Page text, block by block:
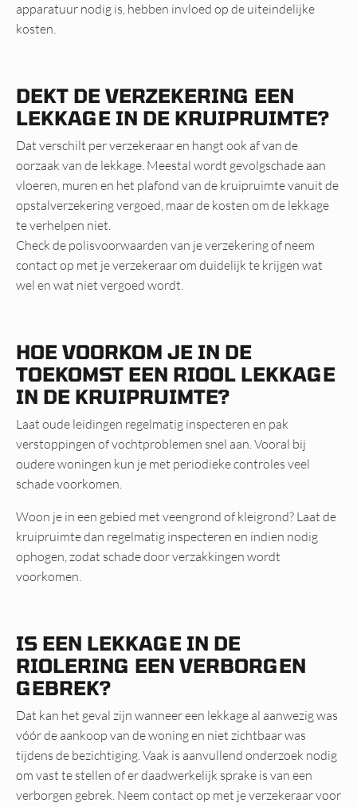
apparatuur nodig is, hebben invloed op de uiteindelijke
kosten.
DEKT DE VERZEKERING EEN
LEKKAGE IN DE KRUIPRUIMTE?
Dat verschilt per verzekeraar en hangt ook af van de
oorzaak van de lekkage. Meestal wordt gevolgschade aan
vloeren, muren en het plafond van de kruipruimte vanuit de
opstalverzekering vergoed, maar de kosten om de lekkage
te verhelpen niet.
Check de polisvoorwaarden van je verzekering of neem
contact op met je verzekeraar om duidelijk te krijgen wat
wel en wat niet vergoed wordt.
HOE VOORKOM JE IN DE
TOEKOMST EEN RIOOL LEKKAGE
IN DE KRUIPRUIMTE?
Laat oude leidingen regelmatig inspecteren en pak
verstoppingen of vochtproblemen snel aan. Vooral bij
oudere woningen kun je met periodieke controles veel
schade voorkomen.
Woon je in een gebied met veengrond of kleigrond? Laat de
kruipruimte dan regelmatig inspecteren en indien nodig
ophogen, zodat schade door verzakkingen wordt
voorkomen.
IS EEN LEKKAGE IN DE
RIOLERING EEN VERBORGEN
GEBREK?
Dat kan het geval zijn wanneer een lekkage al aanwezig was
vóór de aankoop van de woning en niet zichtbaar was
tijdens de bezichtiging. Vaak is aanvullend onderzoek nodig
om vast te stellen of er daadwerkelijk sprake is van een
verborgen gebrek. Neem contact op met je verzekeraar voor